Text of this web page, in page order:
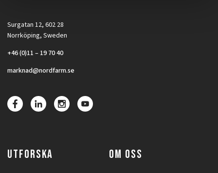
Surgatan 12, 602 28
Norrköping, Sweden
+46 (0)11 – 19 70 40
marknad@nordfarm.se
UTFORSKA OM OSS